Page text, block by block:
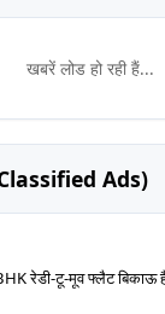
खबरें लोड हो रही हैं...
(Classified Ads)
रेडी-टू-मूव फ्लैट बिकाऊ